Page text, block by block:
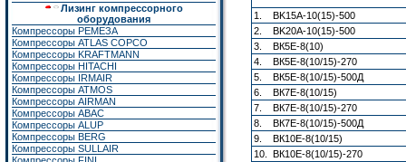
Лизинг компрессорного
оборудования
Компрессоры РЕМЕЗА
Компрессоры ATLAS COPCO
Компрессоры KRAFTMANN
Компрессоры HITACHI
Компрессоры IRMAIR
Компрессоры ATMOS
Компрессоры AIRMAN
Компрессоры ABAC
Компрессоры ALUP
Компрессоры BERG
Компрессоры SULLAIR
1. BK15A-10(15)-500
2. BK20A-10(15)-500
3. ВК5E-8(10)
4. ВК5E-8(10/15)-270
5. ВК5E-8(10/15)-500Д
6. ВК7E-8(10/15)
7. ВК7E-8(10/15)-270
8. ВК7E-8(10/15)-500Д
9. ВК10E-8(10/15)
10. ВК10E-8(10/15)-270